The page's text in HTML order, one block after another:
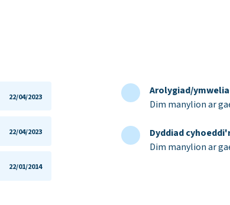
22/04/2023
22/04/2023
22/01/2014
Arolygiad/
Dim manylion ar
Dyddiad
Dim manylion ar